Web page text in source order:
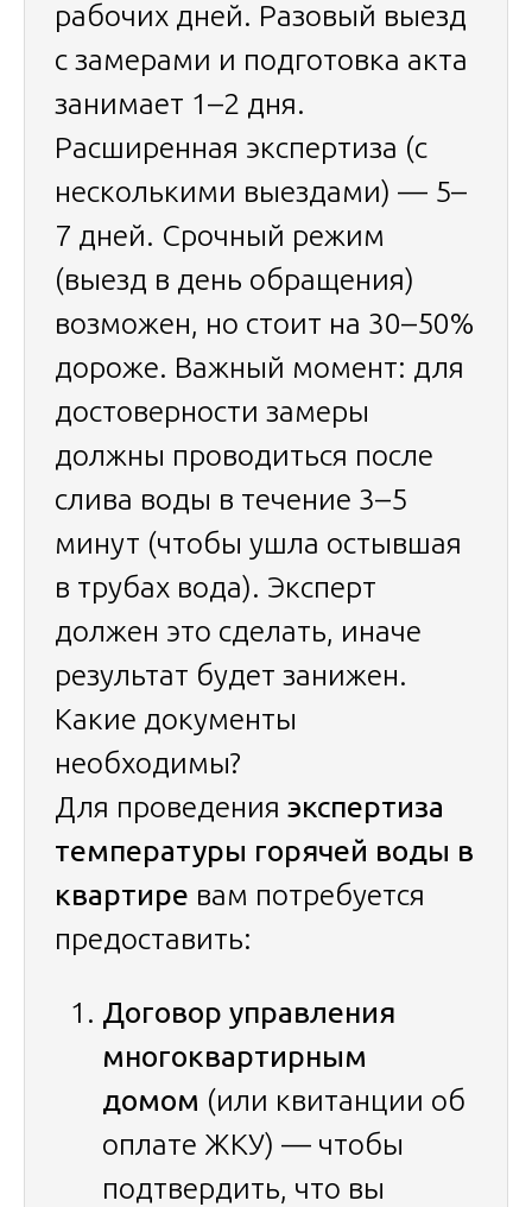
рабочих дней. Разовый выезд
с замерами и подготовка акта
занимает 1–2 дня.
Расширенная экспертиза (с
несколькими выездами) — 5–
7 дней. Срочный режим
(выезд в день обращения)
возможен, но стоит на 30–50%
дороже. Важный момент: для
достоверности замеры
должны проводиться после
слива воды в течение 3–5
минут (чтобы ушла остывшая
в трубах вода). Эксперт
должен это сделать, иначе
результат будет занижен.
Какие документы
необходимы?
Для проведения экспертиза
температуры горячей воды в
квартире вам потребуется
предоставить:
Договор управления
многоквартирным
домом (или квитанции об
оплате ЖКУ) — чтобы
подтвердить, что вы